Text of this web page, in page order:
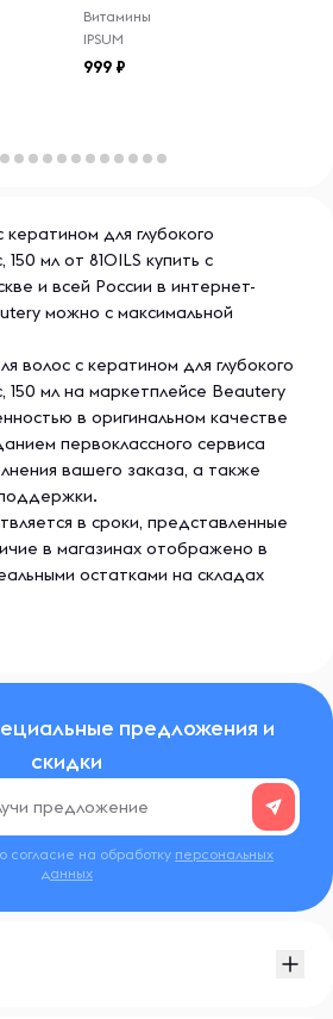
Витамины
IPSUM
999
для глубокого
мл от 81OILS купить с
и всей России в интернет-
можно с максимальной
волос с кератином для глубокого
150 мл на маркетплейсе Beautery
в оригинальном качестве
первоклассного сервиса
вашего заказа, а также
в сроки, представленные
в магазинах отображено в
остатками на складах
предложения и
скидки
согласие на обработку персональных
данных